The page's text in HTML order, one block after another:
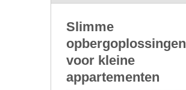
Slimme
opbergoplossingen
voor kleine
appartementen